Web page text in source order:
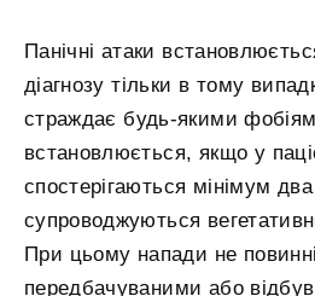
Панічні атаки
діагнозу тільки в тому
страждає будь-якими
встановлюється, якщо у
спостерігаються мінімум
супроводжуються
При цьому напади не
передбачуваними або